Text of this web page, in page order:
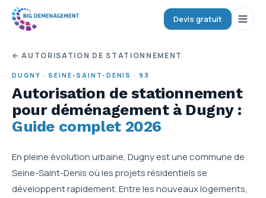
Devis gratuit
← AUTORISATION DE STATIONNEMENT
DUGNY ·SEINE-SAINT-DENIS · 93
Autorisation de stationnement
pour déménagement à Dugny:
Guide complet 2026
En pleine évolution urbaine, Dugny est une commune de
Seine-Saint-Denis où les projets résidentiels se
développent rapidement. Entre les nouveaux logements,